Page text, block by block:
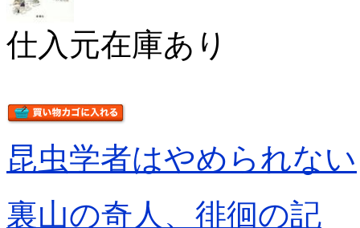
仕入元在庫あり
昆虫学者はやめられない
裏山の奇人、徘徊の記